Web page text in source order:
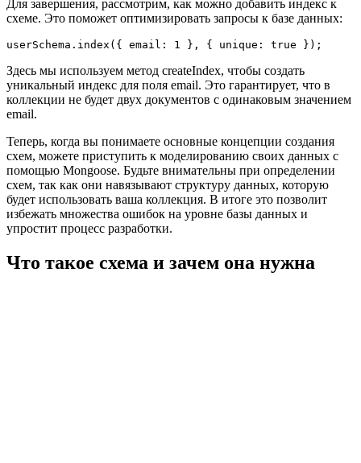
Для завершения, рассмотрим, как можно добавить индекс к
схеме. Это поможет оптимизировать запросы к базе данных:
Здесь мы используем метод createIndex, чтобы создать
уникальный индекс для поля email. Это гарантирует, что в
коллекции не будет двух документов с одинаковым значением
email.
Теперь, когда вы понимаете основные концепции создания
схем, можете приступить к моделированию своих данных с
помощью Mongoose. Будьте внимательны при определении
схем, так как они навязывают структуру данных, которую
будет использовать ваша коллекция. В итоге это позволит
избежать множества ошибок на уровне базы данных и
упростит процесс разработки.
Что такое схема и зачем она нужна